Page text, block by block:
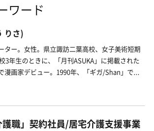
ワード
りさ)
ター。女性。県立諏訪二葉高校、女子美術短期
3年生のときに、「月刊ASUKA」に掲載された
漫画家デビュー。1990年、「ギガ/Shan」で...
護職」契約社員/居宅介護支援事業